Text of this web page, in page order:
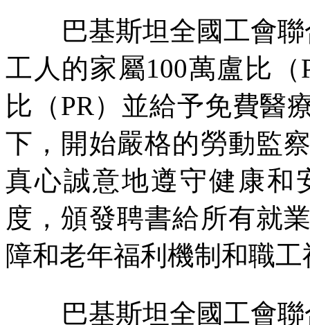
巴基斯坦全國工會
工人的家屬100萬盧比（
比（PR）並給予免費醫
下，開始嚴格的勞動監
真心誠意地遵守健康和
度，頒發聘書給所有就
障和老年福利機制和職
巴基斯坦全國工會